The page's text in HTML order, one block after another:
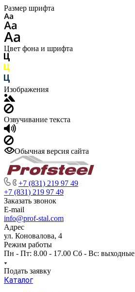
Размер шрифта
Цвет фона и шрифта
Изображения
Озвучивание текста
Обычная версия сайта
+7 (831) 219 97 49
+7 (831) 219 97 49
Заказать звонок
E-mail
info@prof-stal.com
Адрес
ул. Коновалова, 4
Режим работы
Пн - Пт: 8.00 - 17.00 Сб - Вс: выходные
Подать заявку
Каталог